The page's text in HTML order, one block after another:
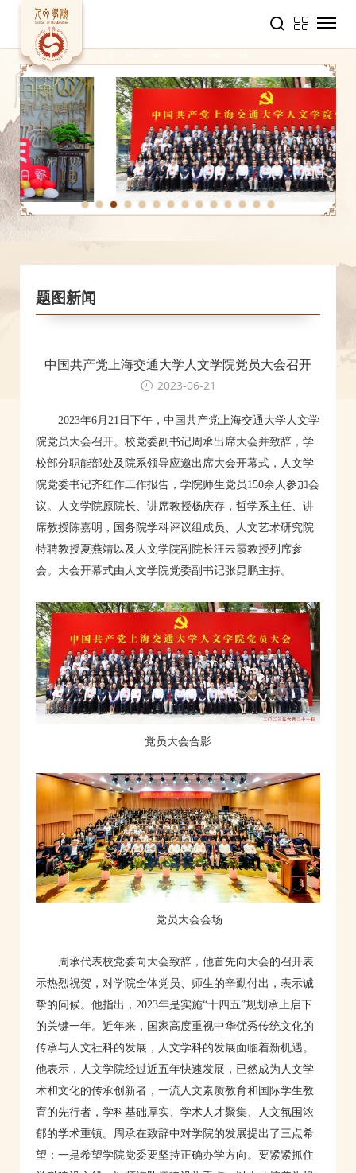
4 5 6 7 8 9 10 11 12 13 14
题图新闻
中国共产党上海交通大学人文学院党员大会召开
2023-06-21
2023年6月21日下午，中国共产党上海交通大学人文学
院党员大会召开。校党委副书记周承出席大会并致辞，学
校部分职能部处及院系领导应邀出席大会开幕式，人文学
院党委书记齐红作工作报告，学院师生党员150余人参加会
议。人文学院原院长、讲席教授杨庆存，哲学系主任、讲
席教授陈嘉明，国务院学科评议组成员、人文艺术研究院
特聘教授夏燕靖以及人文学院副院长汪云霞教授列席参
会。大会开幕式由人文学院党委副书记张昆鹏主持。
党员大会合影
党员大会会场
周承代表校党委向大会致辞，他首先向大会的召开表
示热烈祝贺，对学院全体党员、师生的辛勤付出，表示诚
挚的问候。他指出，2023年是实施“十四五”规划承上启下
的关键一年。近年来，国家高度重视中华优秀传统文化的
传承与人文社科的发展，人文学科的发展面临着新机遇。
他表示，人文学院经过近五年快速发展，已然成为人文学
术和文化的传承创新者，一流人文素质教育和国际学生教
育的先行者，学科基础厚实、学术人才聚集、人文氛围浓
郁的学术重镇。周承在致辞中对学院的发展提出了三点希
望：一是希望学院党委要坚持正确办学方向。要紧紧抓住